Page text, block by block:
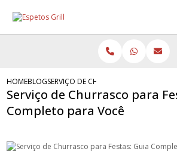
HOMEBLOGSERVIÇO DE CHURRASCO PARA
Serviço de Churrasco para
Completo para Você